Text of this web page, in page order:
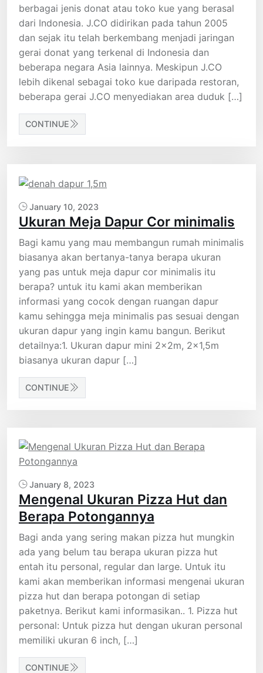
berbagai jenis donat atau toko kue yang berasal
dari Indonesia. J.CO didirikan pada tahun 2005
dan sejak itu telah berkembang menjadi jaringan
gerai donat yang terkenal di Indonesia dan
beberapa negara Asia lainnya. Meskipun J.CO
lebih dikenal sebagai toko kue daripada restoran,
beberapa gerai J.CO menyediakan area duduk […]
CONTINUE
January 10, 2023
Ukuran Meja Dapur Cor minimalis
Bagi kamu yang mau membangun rumah minimalis
biasanya akan bertanya-tanya berapa ukuran
yang pas untuk meja dapur cor minimalis itu
berapa? untuk itu kami akan memberikan
informasi yang cocok dengan ruangan dapur
kamu sehingga meja minimalis pas sesuai dengan
ukuran dapur yang ingin kamu bangun. Berikut
detailnya:1. Ukuran dapur mini 2x2m, 2×1,5m
biasanya ukuran dapur […]
CONTINUE
January 8, 2023
Mengenal Ukuran Pizza Hut dan
Berapa Potongannya
Bagi anda yang sering makan pizza hut mungkin
ada yang belum tau berapa ukuran pizza hut
entah itu personal, regular dan large. Untuk itu
kami akan memberikan informasi mengenai ukuran
pizza hut dan berapa potongan di setiap
paketnya. Berikut kami informasikan.. 1. Pizza hut
personal: Untuk pizza hut dengan ukuran personal
memiliki ukuran 6 inch, […]
CONTINUE